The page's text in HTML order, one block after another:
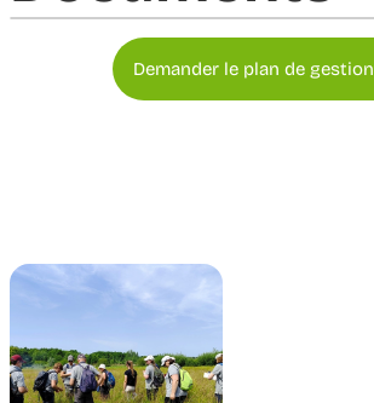
Demander le plan de gestion